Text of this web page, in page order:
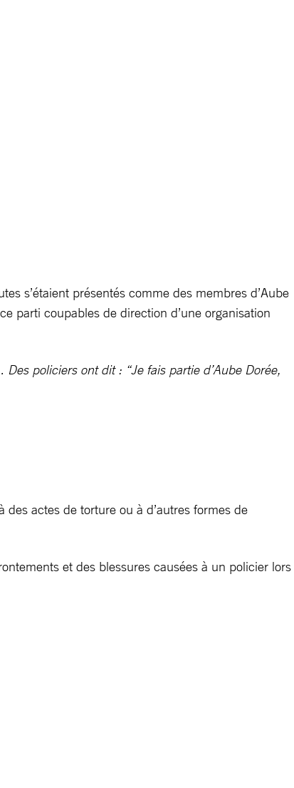
s’étaient présentés comme des membres d’Aube
parti coupables de direction d’une organisation
Des policiers ont dit : “Je fais partie d’Aube Dorée,
actes de torture ou à d’autres formes de
et des blessures causées à un policier lors